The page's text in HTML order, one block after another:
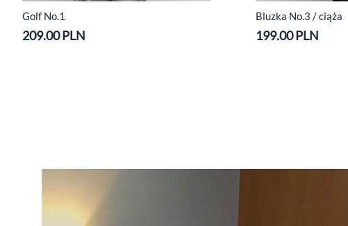
Golf No.1
209.00 PLN
Bluzka No.3 / ciąża
199.00 PLN